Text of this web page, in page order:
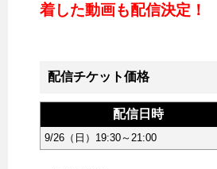
着した動画も配信決定！
配信チケット価格
配信日時
9/26（日）19:30～21:00